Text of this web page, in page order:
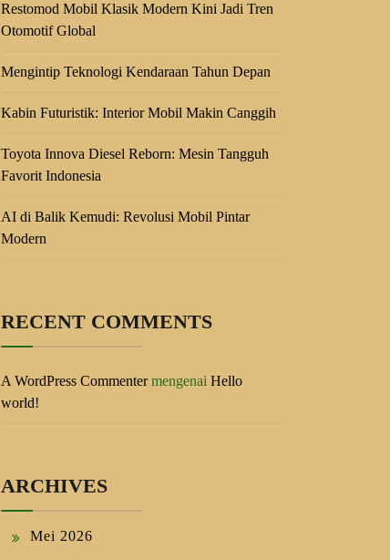
Restomod Mobil Klasik Modern Kini Jadi Tren
Otomotif Global
Mengintip Teknologi Kendaraan Tahun Depan
Kabin Futuristik: Interior Mobil Makin Canggih
Toyota Innova Diesel Reborn: Mesin Tangguh
Favorit Indonesia
AI di Balik Kemudi: Revolusi Mobil Pintar
Modern
RECENT COMMENTS
A WordPress Commentermengenai Hello
world!
ARCHIVES
Mei 2026